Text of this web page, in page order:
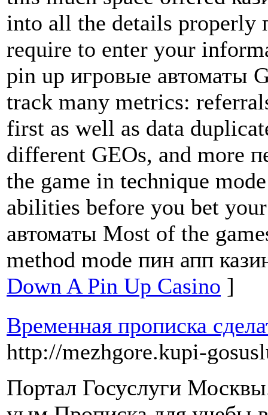
into all the details properly
require to enter your
pin up игровые автоматы
track many metrics:
first as well as data
different GEOs, and more
the game in technique
abilities before you bet
автоматы Most of the
method mode пин апп
Down A Pin Up Casino ]
Временная прописка
http://mezhgore.kupi-
Портал Госуслуги